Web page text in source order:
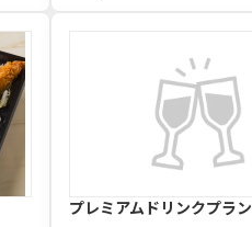
プレミアムドリンクプラン